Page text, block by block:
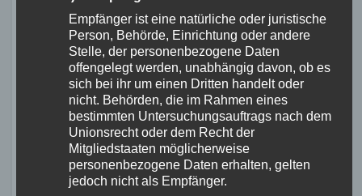
Canyon Grizl AL 7 1.799 Euro
Scott Addict Gravel 2.099 Euro
Trek Checkpoint SL 6 2.300 Euro
Stevens Camino Pro 2.499 Euro
Fazit
Empfänger ist eine natürliche oder juristische
Person, Behörde, Einrichtung oder andere
Stelle, der personenbezogene Daten
offengelegt werden, unabhängig davon, ob es
sich bei ihr um einen Dritten handelt oder
nicht. Behörden, die im Rahmen eines
bestimmten Untersuchungsauftrags nach dem
Unionsrecht oder dem Recht der
Mitgliedstaaten möglicherweise
personenbezogene Daten erhalten, gelten
jedoch nicht als Empfänger.